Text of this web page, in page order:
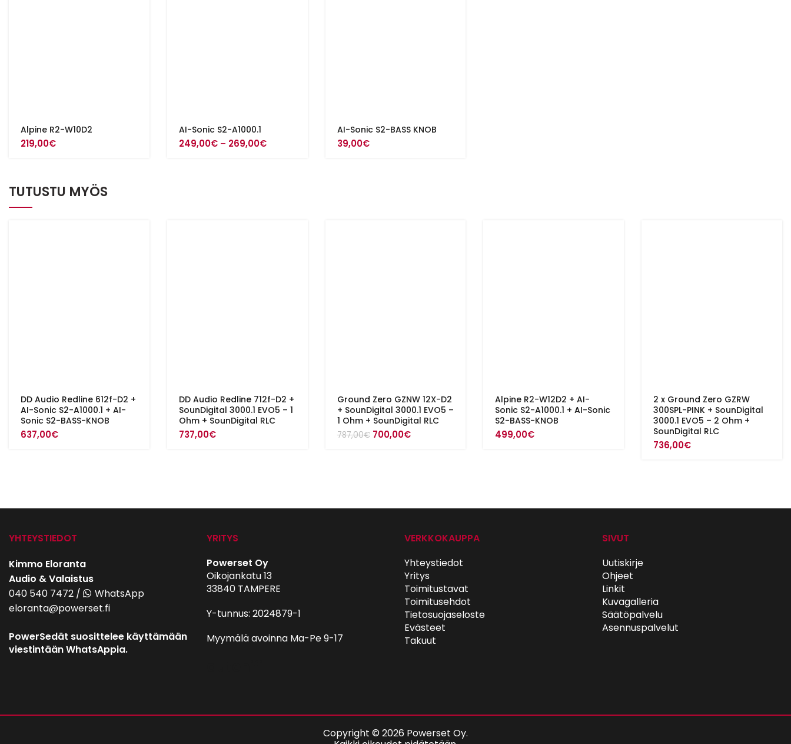
Alpine R2-W10D2
219,00€
AI-Sonic S2-A1000.1
249,00€ – 269,00€Hintaluokka:
AI-Sonic S2-BASS KNOB
39,00€
TUTUSTU MYÖS
DD Audio Redline 612f-D2 +
AI-Sonic S2-A1000.1 + AI-
Sonic S2-BASS-KNOB
637,00€
DD Audio Redline 712f-D2 +
SounDigital 3000.1 EVO5 – 1
Ohm + SounDigital RLC
737,00€
Ground Zero GZNW 12X-D2
+ SounDigital 3000.1 EVO5 –
1 Ohm + SounDigital RLC
787,00€ Alkuperäinen
700,00€Nykyinen
Alpine R2-W12D2 + AI-
Sonic S2-A1000.1 + AI-Sonic
S2-BASS-KNOB
499,00€
2 x Ground Zero GZRW
300SPL-PINK + SounDigital
3000.1 EVO5 – 2 Ohm +
SounDigital RLC
736,00€
YHTEYSTIEDOT
Kimmo Eloranta
Audio & Valaistus
040 540 7472 /
WhatsApp
eloranta@powerset.fi
PowerSedät suosittelee käyttämään
viestintään WhatsAppia.
YRITYS
Powerset Oy
Oikojankatu 13
33840 TAMPERE
Y-tunnus: 2024879-1
Myymälä avoinna Ma-Pe 9-17
VERKKOKAUPPA
Yhteystiedot
Yritys
Toimitustavat
Toimitusehdot
Tietosuojaseloste
Evästeet
Takuut
SIVUT
Uutiskirje
Ohjeet
Linkit
Kuvagalleria
Säätöpalvelu
Asennuspalvelut
Copyright © 2026 Powerset Oy.